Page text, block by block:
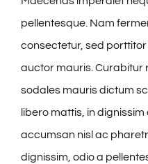
pellentesque. Nam
consectetur, sed
auctor mauris. Curabitur
sodales mauris dictum
libero mattis, in
accumsan nisl ac
dignissim, odio a